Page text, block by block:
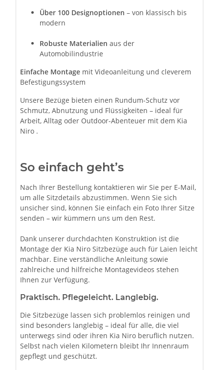
Über 100 Designoptionen – von klassisch bis
modern
Robuste Materialien aus der
Automobilindustrie
Einfache Montage mit Videoanleitung und cleverem
Befestigungssystem
Unsere Bezüge bieten einen Rundum-Schutz vor
Schmutz, Abnutzung und Flüssigkeiten – ideal für
Arbeit, Alltag oder Outdoor-Abenteuer mit dem Kia
Niro .
So einfach geht’s
Nach Ihrer Bestellung kontaktieren wir Sie per E-Mail,
um alle Sitzdetails abzustimmen. Wenn Sie sich
unsicher sind, können Sie einfach ein Foto Ihrer Sitze
senden – wir kümmern uns um den Rest.
Dank unserer durchdachten Konstruktion ist die
Montage der Kia Niro Sitzbezüge auch für Laien leicht
machbar. Eine verständliche Anleitung sowie
zahlreiche und hilfreiche Montagevideos stehen
Ihnen zur Verfügung.
Praktisch. Pflegeleicht. Langlebig.
Die Sitzbezüge lassen sich problemlos reinigen und
sind besonders langlebig – ideal für alle, die viel
unterwegs sind oder ihren Kia Niro beruflich nutzen.
Selbst nach vielen Kilometern bleibt Ihr Innenraum
gepflegt und geschützt.